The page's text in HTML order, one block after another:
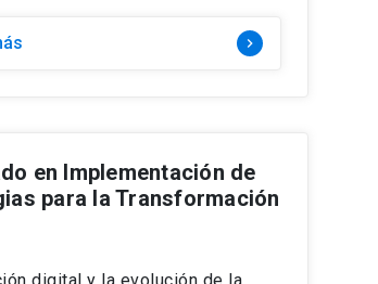
keyboard_arrow_right
en Implementación de
para la Transformación
digital y la evolución de la